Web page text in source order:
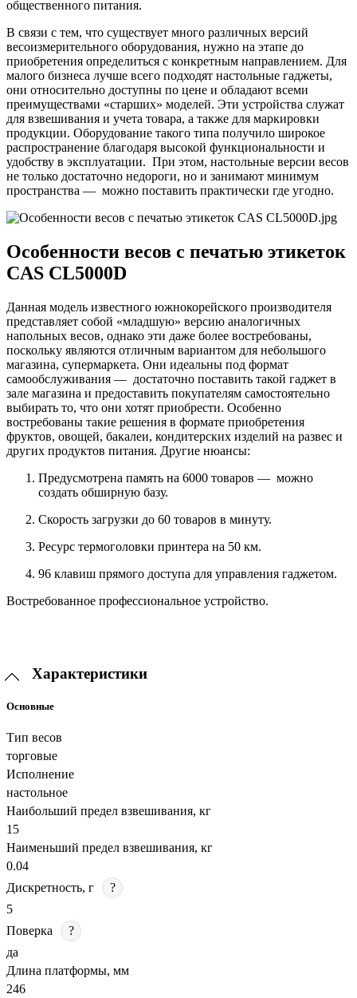
общественного питания.
В связи с тем, что существует много различных версий
весоизмерительного оборудования, нужно на этапе до
приобретения определиться с конкретным направлением. Для
малого бизнеса лучше всего подходят настольные гаджеты,
они относительно доступны по цене и обладают всеми
преимуществами «старших» моделей. Эти устройства служат
для взвешивания и учета товара, а также для маркировки
продукции. Оборудование такого типа получило широкое
распространение благодаря высокой функциональности и
удобству в эксплуатации. При этом, настольные версии весов
не только достаточно недороги, но и занимают минимум
пространства — можно поставить практически где угодно.
Особенности весов с печатью этикеток
CAS CL5000D
Данная модель известного южнокорейского производителя
представляет собой «младшую» версию аналогичных
напольных весов, однако эти даже более востребованы,
поскольку являются отличным вариантом для небольшого
магазина, супермаркета. Они идеальны под формат
самообслуживания — достаточно поставить такой гаджет в
зале магазина и предоставить покупателям самостоятельно
выбирать то, что они хотят приобрести. Особенно
востребованы такие решения в формате приобретения
фруктов, овощей, бакалеи, кондитерских изделий на развес и
других продуктов питания. Другие нюансы:
Предусмотрена память на 6000 товаров — можно
создать обширную базу.
Скорость загрузки до 60 товаров в минуту.
Ресурс термоголовки принтера на 50 км.
96 клавиш прямого доступа для управления гаджетом.
Востребованное профессиональное устройство.
Характеристики
Основные
Тип весов
торговые
Исполнение
настольное
Наибольший предел взвешивания, кг
15
Наименьший предел взвешивания, кг
0.04
Дискретность, г
?
5
Поверка
?
да
Длина платформы, мм
246